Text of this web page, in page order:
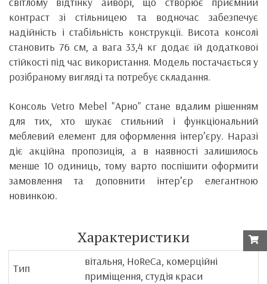
контраст зі стільницею та водночас забезпечує
надійність і стабільність конструкції. Висота консолі
становить 76 см, а вага 33,4 кг додає їй додаткової
стійкості під час використання. Модель постачається у
розібраному вигляді та потребує складання.
Консоль Vetro Mebel "Арно" стане вдалим рішенням
для тих, хто шукає стильний і функціональний
меблевий елемент для оформлення інтер’єру. Наразі
діє акційна пропозиція, а в наявності залишилось
менше 10 одиниць, тому варто поспішити оформити
замовлення та доповнити інтер’єр елегантною
новинкою.
Характеристики
Тип
вітальня, HoReCa, комерційні
приміщення, студія краси